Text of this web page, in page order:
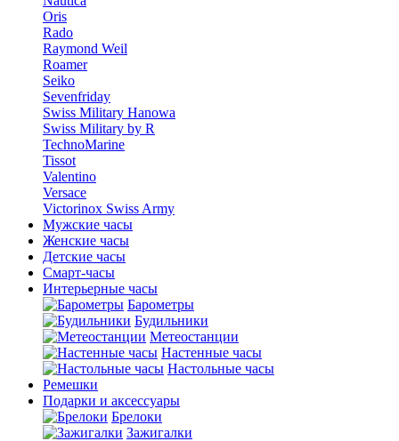
Oris
Rado
Raymond Weil
Roamer
Seiko
Sevenfriday
Swiss Military Hanowa
Swiss Military by R
TechnoMarine
Tissot
Valentino
Versace
Victorinox Swiss Army
Мужские часы
Женские часы
Детские часы
Смарт-часы
Интерьерные часы
Барометры
Будильники
Метеостанции
Настенные часы
Настольные часы
Ремешки
Подарки и аксессуары
Брелоки
Зажигалки